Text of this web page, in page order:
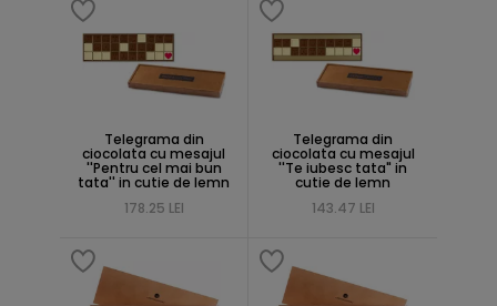
Telegrama din
ciocolata cu mesajul
''Pentru cel mai bun
tata'' in cutie de lemn
178.25 LEI
Telegrama din
ciocolata cu mesajul
''Te iubesc tata" in
cutie de lemn
143.47 LEI